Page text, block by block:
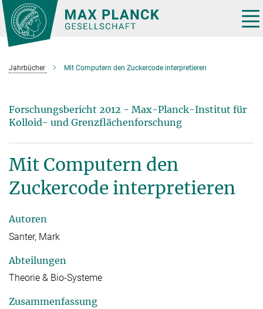
Hauptinhalt
Jahrbücher Mit Computern den Zuckercode interpretieren
Forschungsbericht 2012 - Max-Planck-Institut für
Kolloid- und Grenzflächenforschung
Mit Computern den
Zuckercode interpretieren
Autoren
Santer, Mark
Abteilungen
Theorie & Bio-Systeme
Zusammenfassung